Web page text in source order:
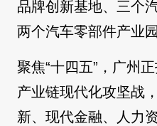
品牌创新基地、三个
两个汽车零部件产业
聚焦“十四五”，广州
产业链现代化攻坚战
新、现代金融、人力